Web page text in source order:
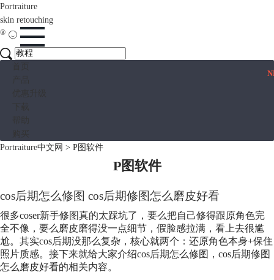
Portraiture
skin retouching
®
Portraiture中文网 > P图软件
P图软件
cos后期怎么修图 cos后期修图怎么磨皮好看
很多coser新手修图真的太踩坑了，要么把自己修得跟原角色完
全不像，要么磨皮磨得没一点细节，假脸感拉满，看上去很尴
尬。其实cos后期没那么复杂，核心就两个：还原角色本身+保住
照片质感。接下来就给大家介绍cos后期怎么修图，cos后期修图
怎么磨皮好看的相关内容。